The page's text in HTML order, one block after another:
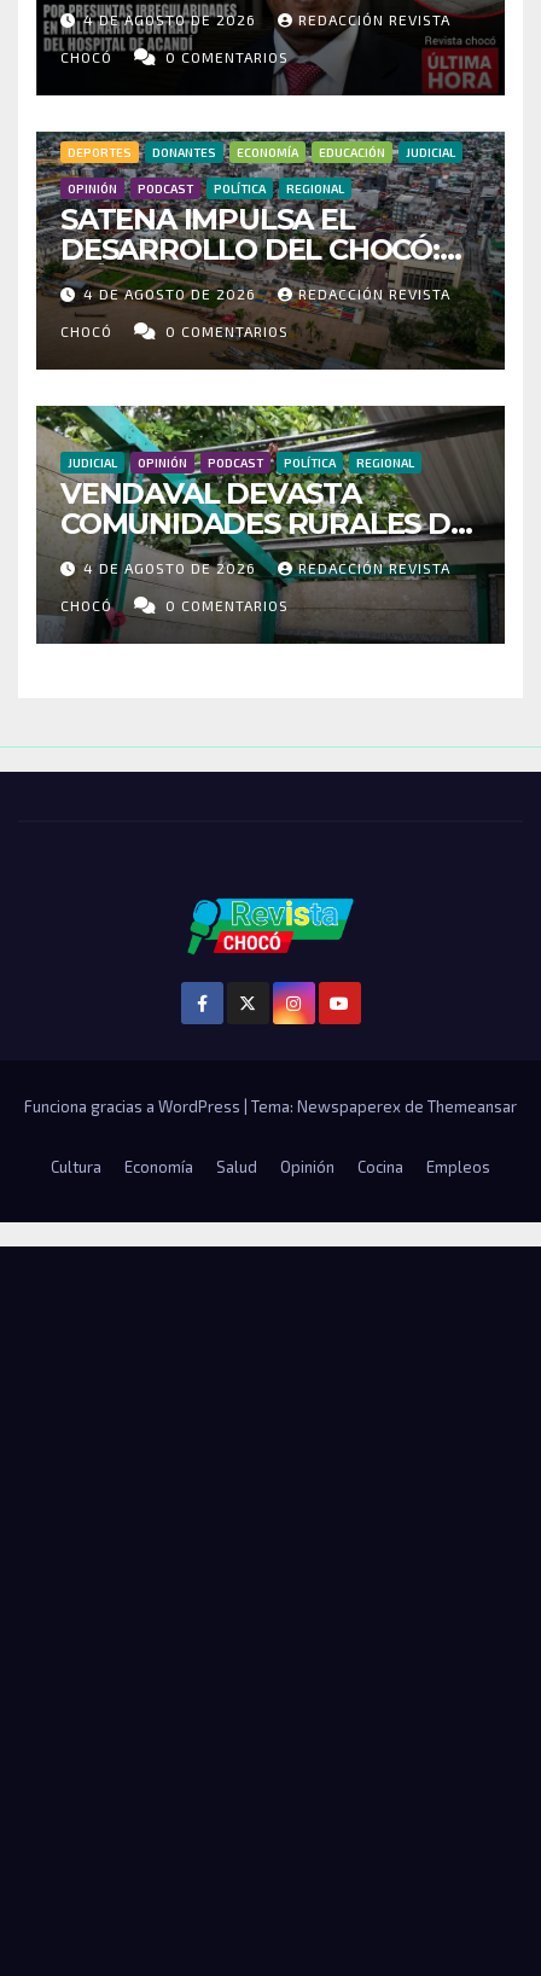
IRREGULARIDADES EN
MILLONARIO CONTRATO DEL
HOSPITAL DE ACANDÍ
4 DE AGOSTO DE 2026 REDACCIÓN REVISTA
CHOCÓ 0 COMENTARIOS
DEPORTES DONANTES ECONOMÍA EDUCACIÓN JUDICIAL
OPINIÓN PODCAST POLÍTICA REGIONAL
SATENA IMPULSA EL
DESARROLLO DEL CHOCÓ:
MÁS DE 35 MIL PASAJEROS
MOVILIZADOS Y NUEVAS
RUTAS FORTALECEN LA
CONECTIVIDAD
4 DE AGOSTO DE 2026 REDACCIÓN REVISTA
CHOCÓ 0 COMENTARIOS
JUDICIAL OPINIÓN PODCAST POLÍTICA REGIONAL
VENDAVAL DEVASTA
COMUNIDADES RURALES DE
RIOSUCIO: ESCUELAS,
VIVIENDAS Y CEMENTERIO
ENTRE LOS AFECTADOS
4 DE AGOSTO DE 2026 REDACCIÓN REVISTA
CHOCÓ 0 COMENTARIOS
Funciona gracias a WordPress Tema: Newspaperex de Themeansar
Cultura Economía Salud Opinión Cocina Empleos